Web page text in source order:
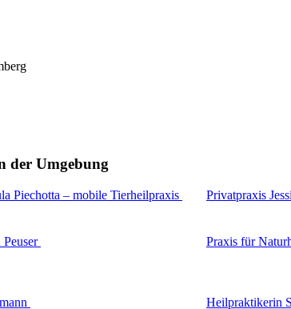
der Umgebung
Piechotta – mobile Tierheilpraxis Privatpraxis
Praxis für
Heilpraktikerin